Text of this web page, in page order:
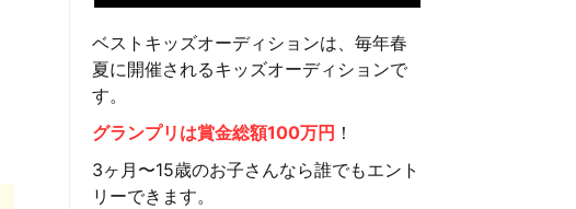
ベストキッズオーディションは、毎年春
夏に開催されるキッズオーディションで
す。
グランプリは賞金総額100万円 ！
3ヶ月〜15歳のお子さんなら誰でもエント
リーできます。